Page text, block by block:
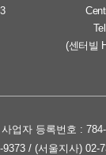
(센터빌
업자 등록번호 :
9373 / (서울지사)